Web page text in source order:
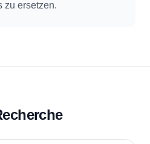
zu ersetzen.